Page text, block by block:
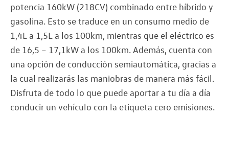
potencia 160kW (218CV) combinado entre híbrido y
gasolina. Esto se traduce en un consumo medio de
1,4L a 1,5L a los 100km, mientras que el eléctrico es
de 16,5 – 17,1kW a los 100km. Además, cuenta con
una opción de conducción semiautomática, gracias a
la cual realizarás las maniobras de manera más fácil.
Disfruta de todo lo que puede aportar a tu día a día
conducir un vehículo con la etiqueta cero emisiones.